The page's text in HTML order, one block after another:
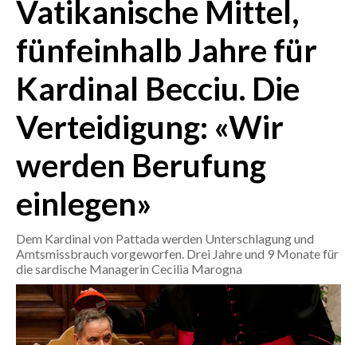
ITALIA
MONDO
POLITICA
ECONOMIA
SERVIZI ALLE IMPRESE
BANDI
SPORT IN SARDEGNA
SPORT
Vatikanische Mittel,
fünfeinhalb Jahre für
Kardinal Becciu. Die
Verteidigung: «Wir
werden Berufung
einlegen»
Dem Kardinal von Pattada werden Unterschlagung und
Amtsmissbrauch vorgeworfen. Drei Jahre und 9 Monate für
die sardische Managerin Cecilia Marogna